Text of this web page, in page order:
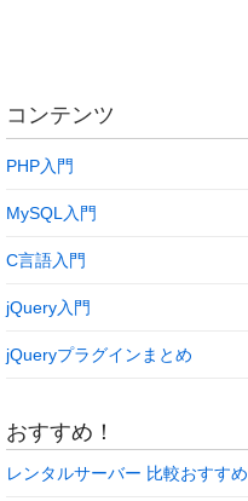
コンテンツ
PHP入門
MySQL入門
C言語入門
jQuery入門
jQueryプラグインまとめ
おすすめ！
レンタルサーバー 比較おすす